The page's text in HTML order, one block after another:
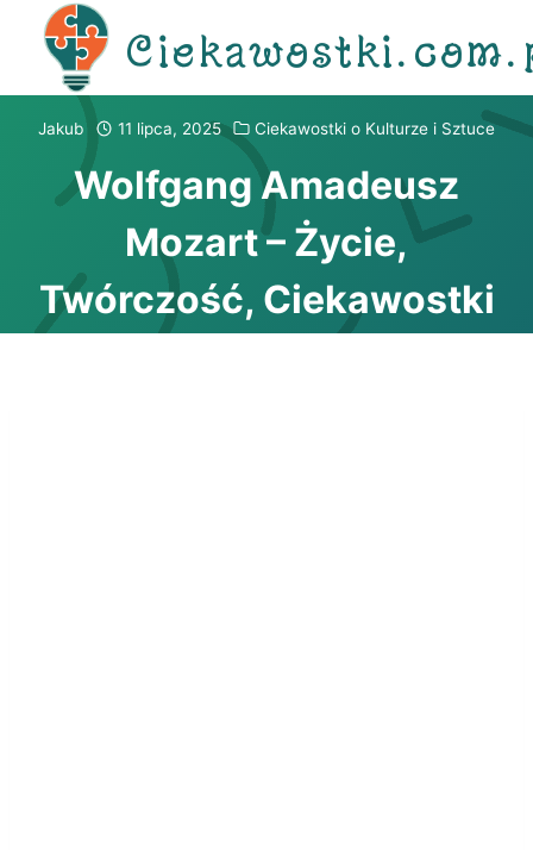
Przejdź
Jakub 11 lipca, 2025 Ciekawostki o Kulturze i Sztuce
Wolfgang Amadeusz
Mozart – Życie,
Twórczość, Ciekawostki